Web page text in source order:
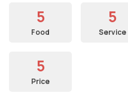
5
Food
5
Service
5
Price